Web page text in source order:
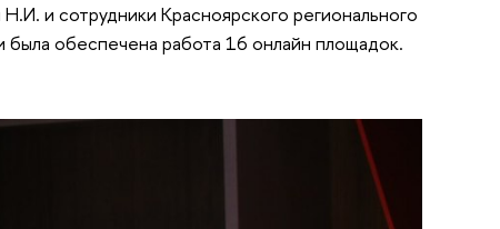
и сотрудники Красноярского регионального
обеспечена работа 16 онлайн площадок.